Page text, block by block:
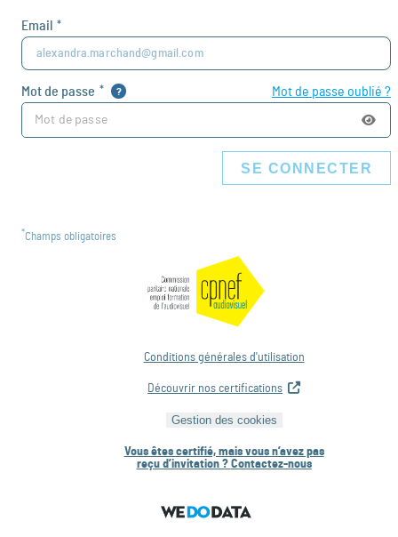
Email *
alexandra.marchand@gmail.com
Mot de passe * ? Mot de passe oublié ?
SE CONNECTER
*Champs obligatoires
Conditions générales d'utilisation
Découvrir nos certifications
Gestion des cookies
Vous êtes certifié, mais vous n’avez pas
reçu d’invitation ? Contactez-nous